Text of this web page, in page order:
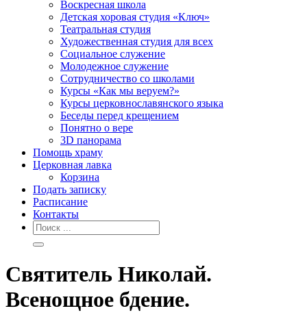
Воскресная школа
Детская хоровая студия «Ключ»
Театральная студия
Х​удожественная студия для всех
Социальное служение
Молодежное служение
Сотрудничество со школами
Курсы «Как мы веруем?»
Курсы церковнославянского языка
Беседы перед крещением
Понятно о вере
3D панорама
Помощь храму
Церковная лавка
Корзина
Подать записку
Расписание
Контакты
Святитель Николай.
Всенощное бдение.